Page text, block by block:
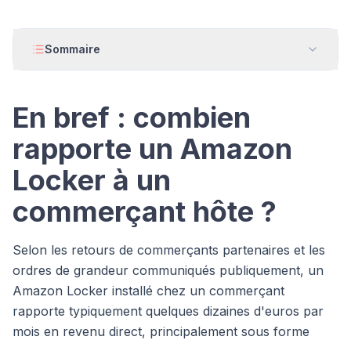
Sommaire
En bref : combien
rapporte un Amazon
Locker à un
commerçant hôte ?
Selon les retours de commerçants partenaires et les
ordres de grandeur communiqués publiquement, un
Amazon Locker installé chez un commerçant
rapporte typiquement quelques dizaines d'euros par
mois en revenu direct, principalement sous forme